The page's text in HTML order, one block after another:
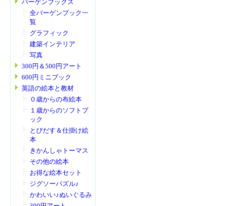
バーゲンブックス
全バーゲンブック一
覧
グラフィック
建築インテリア
写真
300円＆500円アート
600円ミニブック
英語の絵本と教材
０歳からの布絵本
１歳からのソフトブ
ック
とびだす＆仕掛け絵
本
きかんしゃトーマス
その他の絵本
お得な絵本セット
ジグソーパズル♪
かわいい♪ぬいぐるみ